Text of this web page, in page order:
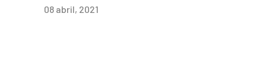
08 abril, 2021